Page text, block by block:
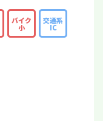
バイク
小
交通系
IC